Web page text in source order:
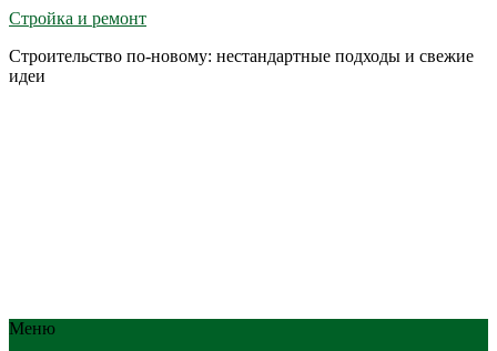
Стройка и ремонт
Строительство по-новому: нестандартные подходы и свежие
идеи
Меню